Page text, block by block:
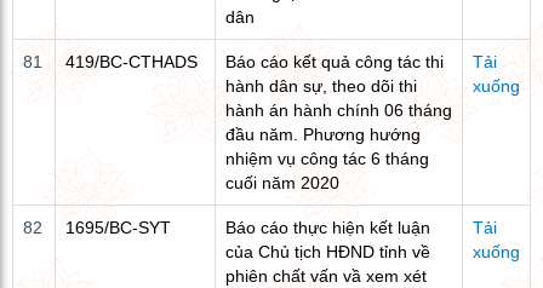
dân
81 419/BC-CTHADS
Báo cáo kết quả công tác thi
hành dân sự, theo dõi thi
hành án hành chính 06 tháng
đầu năm. Phương hướng
nhiệm vụ công tác 6 tháng
cuối năm 2020
Tải
xuống
82 1695/BC-SYT
Báo cáo thực hiện kết luận
của Chủ tịch HĐND tỉnh về
phiên chất vấn vầ xem xét
Tải
xuống